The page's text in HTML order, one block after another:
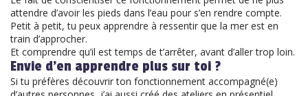
attendre d’avoir les pieds dans l’eau pour s’en rendre compte.
Petit à petit, tu peux apprendre à ressentir que la mer est en
train d’approcher.
Et comprendre qu’il est temps de t’arrêter, avant d’aller trop loin.
Envie d’en apprendre plus sur toi ?
Si tu préfères découvrir ton fonctionnement accompagné(e)